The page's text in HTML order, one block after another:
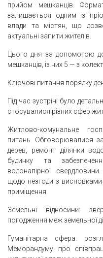
прийом мешканців.
залишається одним із
влади та містян, що
актуальні запити жителів.
Цього дня за допомогою
мешканців, із них 5 — з
Ключові питання порядку
Під час зустрічі було
стосувалися різних сфер
Житлово-комунальне
питань. Обговорювалися
дерев, ремонт ділянки
будинку та
водонапірної
щодо незгоди з
приміщення.
Земельні відносини:
погодження меж земельної
Гуманітарна сфера:
Меморандуму про